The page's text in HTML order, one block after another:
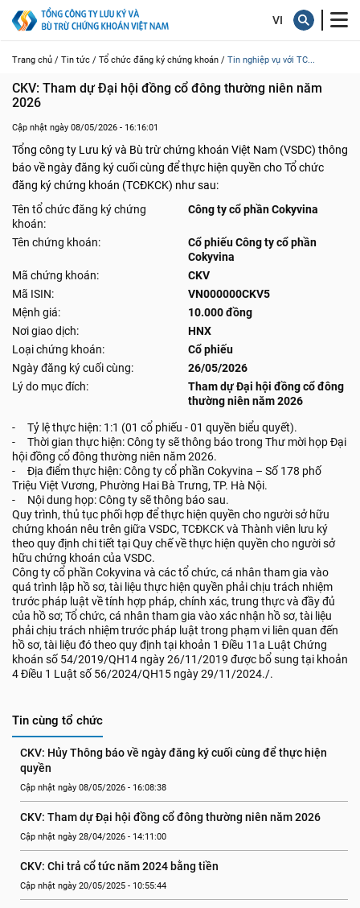
Trang chủ / Tin tức / Tổ chức đăng ký chứng khoán / Tin nghiệp vụ với TC...
CKV: Tham dự Đại hội đồng cổ đông thường niên năm
2026
Cập nhật ngày 08/05/2026 - 16:16:01
Tổng công ty Lưu ký và Bù trừ chứng khoán Việt Nam (VSDC) thông
báo về ngày đăng ký cuối cùng để thực hiện quyền cho Tổ chức
đăng ký chứng khoán (TCĐKCK) như sau:
Tên tổ chức đăng ký chứng
khoán:
Công ty cổ phần Cokyvina
Tên chứng khoán:
Cổ phiếu Công ty cổ phần
Cokyvina
Mã chứng khoán:
CKV
Mã ISIN:
VN000000CKV5
Mệnh giá:
10.000 đồng
Nơi giao dịch:
HNX
Loại chứng khoán:
Cổ phiếu
Ngày đăng ký cuối cùng:
26/05/2026
Lý do mục đích:
Tham dự Đại hội đồng cổ đông
thường niên năm 2026
- Tỷ lệ thực hiện: 1:1 (01 cổ phiếu - 01 quyền biểu quyết).
- Thời gian thực hiện: Công ty sẽ thông báo trong Thư mời họp Đại
hội đồng cổ đông thường niên năm 2026.
- Địa điểm thực hiện: Công ty cổ phần Cokyvina – Số 178 phố
Triệu Việt Vương, Phường Hai Bà Trưng, TP. Hà Nội.
- Nội dung họp: Công ty sẽ thông báo sau.
Quy trình, thủ tục phối hợp để thực hiện quyền cho người sở hữu
chứng khoán nêu trên giữa VSDC, TCĐKCK và Thành viên lưu ký
theo quy định chi tiết tại Quy chế về thực hiện quyền cho người sở
hữu chứng khoán của VSDC.
Công ty cổ phần Cokyvina và các tổ chức, cá nhân tham gia vào
quá trình lập hồ sơ, tài liệu thực hiện quyền phải chịu trách nhiệm
trước pháp luật về tính hợp pháp, chính xác, trung thực và đầy đủ
của hồ sơ; Tổ chức, cá nhân tham gia vào xác nhận hồ sơ, tài liệu
phải chịu trách nhiệm trước pháp luật trong phạm vi liên quan đến
hồ sơ, tài liệu đó theo quy định tại khoản 1 Điều 11a Luật Chứng
khoán số 54/2019/QH14 ngày 26/11/2019 được bổ sung tại khoản
4 Điều 1 Luật số 56/2024/QH15 ngày 29/11/2024./.
Tin cùng tổ chức
CKV: Hủy Thông báo về ngày đăng ký cuối cùng để thực hiện
quyền
Cập nhật ngày 08/05/2026 - 16:08:38
CKV: Tham dự Đại hội đồng cổ đông thường niên năm 2026
Cập nhật ngày 28/04/2026 - 14:11:00
CKV: Chi trả cổ tức năm 2024 bằng tiền
Cập nhật ngày 20/05/2025 - 10:55:44